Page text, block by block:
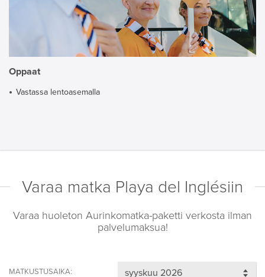
Oppaat
Vastassa lentoasemalla
Varaa matka Playa del Inglésiin
Varaa huoleton Aurinkomatka-paketti verkosta ilman
palvelumaksua!
MATKUSTUSAIKA: